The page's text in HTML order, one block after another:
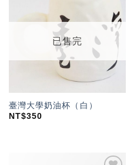
「願
望輕
單」
已售完
臺灣大學奶油杯（白）
NT$350